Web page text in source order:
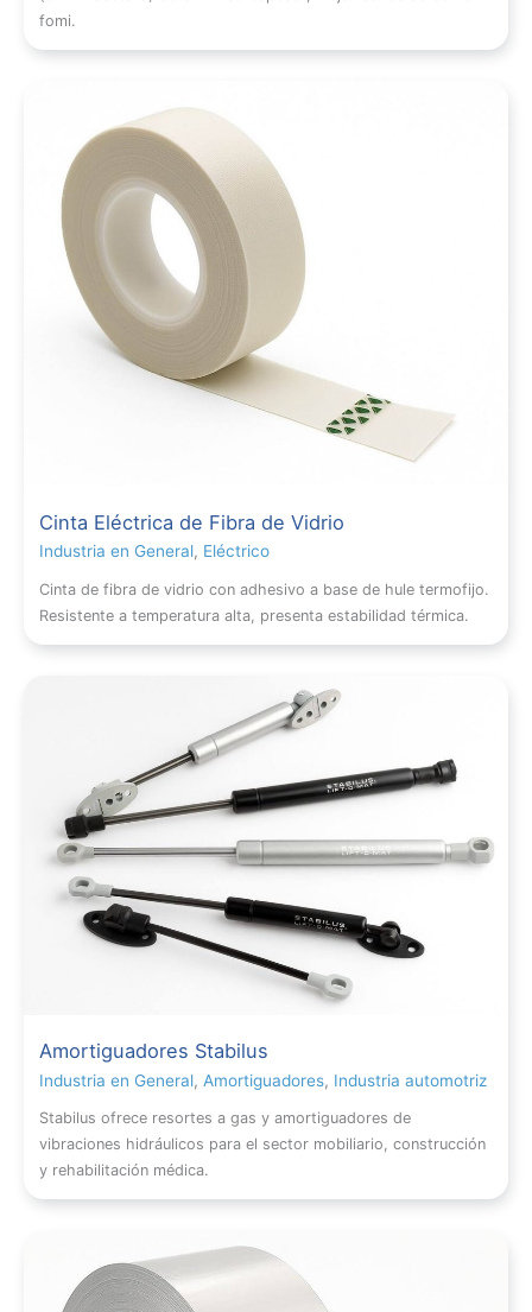
fomi.
Cinta Eléctrica de Fibra de Vidrio
Industria en General, Eléctrico
Cinta de fibra de vidrio con adhesivo a base de hule termofijo.
Resistente a temperatura alta, presenta estabilidad térmica.
Amortiguadores Stabilus
Industria en General, Amortiguadores, Industria automotriz
Stabilus ofrece resortes a gas y amortiguadores de
vibraciones hidráulicos para el sector mobiliario, construcción
y rehabilitación médica.